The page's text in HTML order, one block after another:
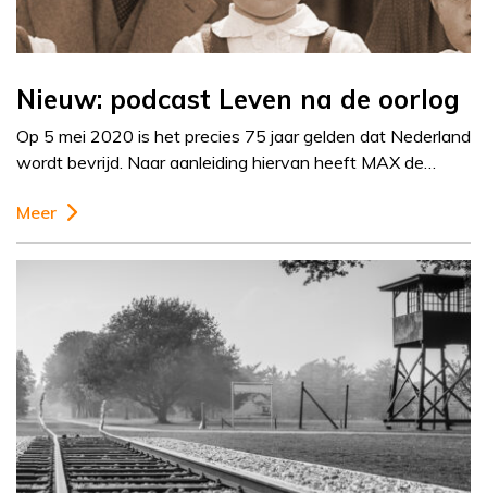
Nieuw: podcast Leven na de oorlog
Op 5 mei 2020 is het precies 75 jaar gelden dat Nederland
wordt bevrijd. Naar aanleiding hiervan heeft MAX de…
Meer